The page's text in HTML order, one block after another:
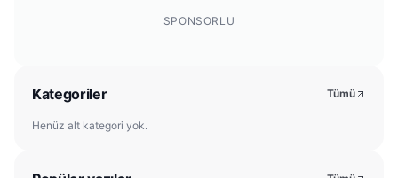
SPONSORLU
Kategoriler Tümü
Henüz alt kategori yok.